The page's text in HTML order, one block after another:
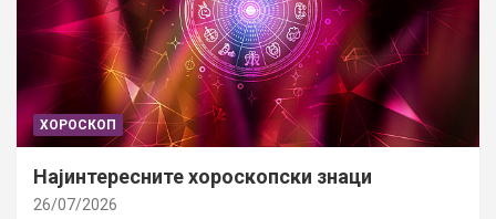
ХОРОСКОП
Најинтересните хороскопски знаци
26/07/2026